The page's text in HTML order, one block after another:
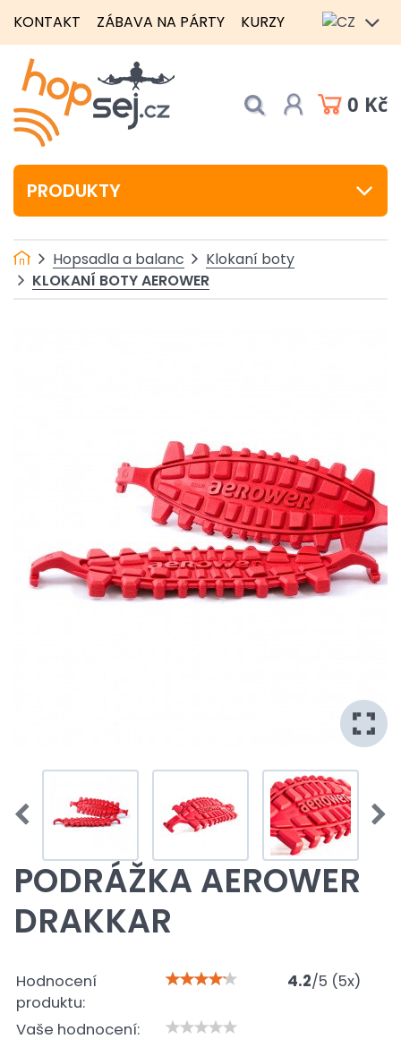
KONTAKT ZÁBAVA NA PÁRTY KURZY
0 Kč
PRODUKTY
Hopsadla a balanc
Klokaní boty
KLOKANÍ BOTY AEROWER
PODRÁŽKA AEROWER
DRAKKAR
Hodnocení
produktu:
4.2/5 (5x)
Vaše hodnocení: